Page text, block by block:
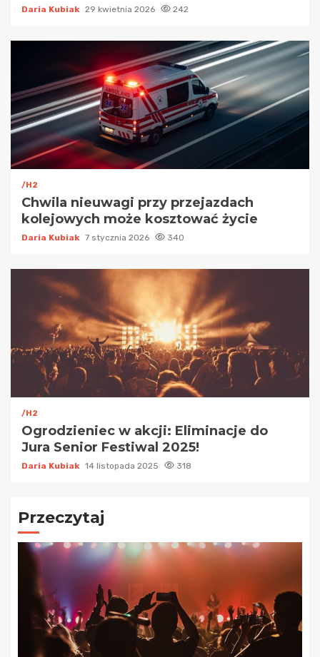
Daria Kubiak 29 kwietnia 2026 242
/H2
Chwila nieuwagi przy przejazdach
kolejowych może kosztować życie
Daria Kubiak 7 stycznia 2026 340
/H2
Ogrodzieniec w akcji: Eliminacje do
Jura Senior Festiwal 2025!
Daria Kubiak 14 listopada 2025 318
Przeczytaj